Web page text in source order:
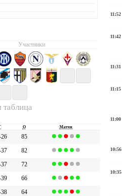
Участники
таблица
О Матчи
85
82
72
66
64
11:52
11:42
11:31
11:15
11:00
10:56
10:35